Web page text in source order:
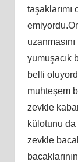
yumuşacık
belli
muhteşem
zevkle
külotunu da
zevkle